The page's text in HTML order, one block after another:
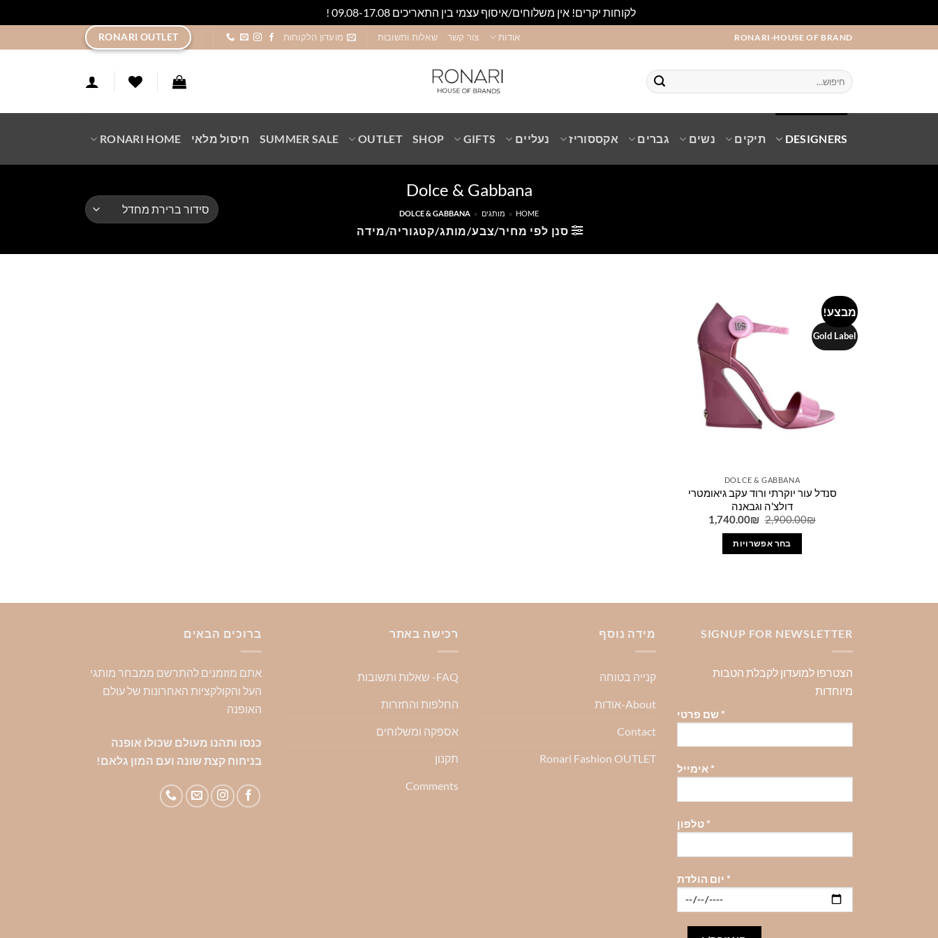
לקוחות יקרים! אין משלוחים/איסוף עצמי בין התאריכים 09.08-17.08 !
to
RONARI-HOUSE OF BRAND אודות צור קשר שאלות ותשובות מועדון הלקוחות RONARI OUTLET
חיפוש
עבור:
DESIGNERS תיקים נשים גברים אקססוריז נעליים GIFTS
SHOP
OUTLET
SUMMER SALE חיסול מלאי RONARI HOME
Dolce & Gabbana
HOME
» מותגים »
DOLCE & GABBANA
סנן לפי מחיר/צבע/מותג/קטגוריה/מידה
מבצע!
Gold Label
DOLCE & GABBANA
סנדל עור יוקרתי ורוד עקב גיאומטרי
דולצ'ה וגבאנה
2,900.00₪
המחיר
2,900.00₪.
1,740.00₪
המחיר
בחר אפשרויות
ניתן
את
המוצר
SIGNUP FOR NEWSLETTER
הצטרפו למועדון לקבלת הטבות
מיוחדות
שם פרטי *
אימייל *
טלפון *
*
מידה נוסף
קנייה בטוחה
About-אודות
Contact
Ronari Fashion OUTLET
רכישה באתר
FAQ- שאלות ותשובות
החלפות והחזרות
אספקה ומשלוחים
תקנון
Comments
ברוכים הבאים
אתם מוזמנים להתרשם ממבחר מותגי
העל והקולקציות האחרונות של עולם
האופנה
כנסו ותהנו מעולם שכולו אופנה
בניחוח קצת שונה ועם המון גלאם!